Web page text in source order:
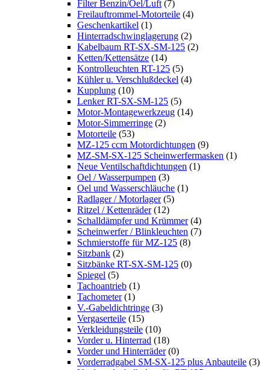
Filter Benzin/Oel/Luft (7)
Freilauftrommel-Motorteile (4)
Geschenkartikel (1)
Hinterradschwinglagerung (2)
Kabelbaum RT-SX-SM-125 (2)
Ketten/Kettensätze (14)
Kontrolleuchten RT-125 (5)
Kühler u. Verschlußdeckel (4)
Kupplung (10)
Lenker RT-SX-SM-125 (5)
Motor-Montagewerkzeug (14)
Motor-Simmerringe (2)
Motorteile (53)
MZ-125 ccm Motordichtungen (9)
MZ-SM-SX-125 Scheinwerfermasken (1)
Neue Ventilschaftdichtungen (1)
Oel / Wasserpumpen (3)
Oel und Wasserschläuche (1)
Radlager / Motorlager (5)
Ritzel / Kettenräder (12)
Schalldämpfer und Krümmer (4)
Scheinwerfer / Blinkleuchten (7)
Schmierstoffe für MZ-125 (8)
Sitzbank (2)
Sitzbänke RT-SX-SM-125 (0)
Spiegel (5)
Tachoantrieb (1)
Tachometer (1)
V.-Gabeldichtringe (3)
Vergaserteile (15)
Verkleidungsteile (10)
Vorder u. Hinterrad (18)
Vorder und Hinterräder (0)
Vorderradgabel SM-SX-125 plus Anbauteile (3)